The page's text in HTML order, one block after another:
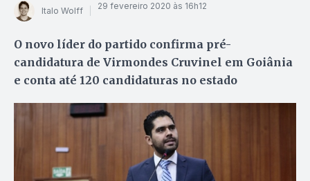
Italo Wolff 29 fevereiro 2020 às 16h12
O novo líder do partido confirma pré-
candidatura de Virmondes Cruvinel em Goiânia
e conta até 120 candidaturas no estado